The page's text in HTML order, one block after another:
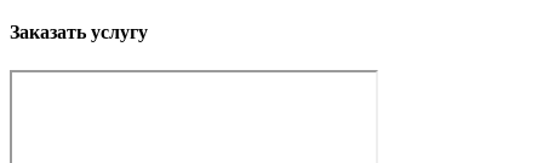
Заказать услугу